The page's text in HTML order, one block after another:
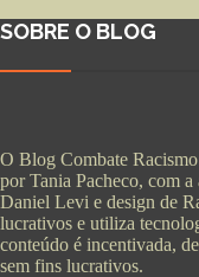
SOBRE O BLOG
O Blog Combate
por Tania Pacheco, com
Daniel Levi e design de
lucrativos e utiliza
conteúdo é incentivada,
sem fins lucrativos.